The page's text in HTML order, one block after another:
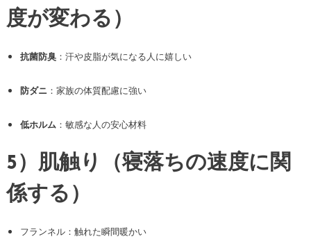
度が変わる）
抗菌防臭：汗や皮脂が気になる人に嬉しい
防ダニ：家族の体質配慮に強い
低ホルム：敏感な人の安心材料
5）肌触り（寝落ちの速度に関
係する）
フランネル：触れた瞬間暖かい